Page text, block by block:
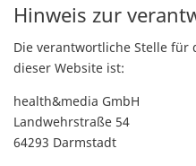
Hinweis zur
Die verantwortliche Stelle
dieser Website ist:
health&media GmbH
Landwehrstraße 54
64293 Darmstadt